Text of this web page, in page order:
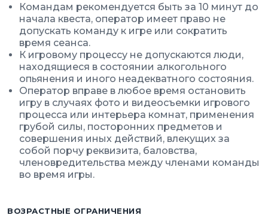
Командам рекомендуется быть за 10 минут до
начала квеста, оператор имеет право не
допускать команду к игре или сократить
время сеанса.
К игровому процессу не допускаются люди,
находящиеся в состоянии алкогольного
опьянения и иного неадекватного состояния.
Оператор вправе в любое время остановить
игру в случаях фото и видеосъемки игрового
процесса или интерьера комнат, применения
грубой силы, посторонних предметов и
совершения иных действий, влекущих за
собой порчу реквизита, баловства,
членовредительства между членами команды
во время игры.
ВОЗРАСТНЫЕ ОГРАНИЧЕНИЯ